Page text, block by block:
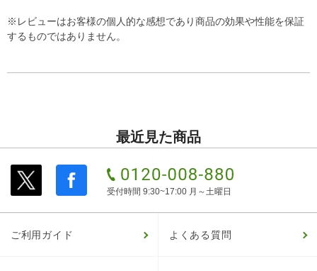
※レビューはお客様の個人的な感想であり商品の効果や性能を保証
するものではありません。
最近見た商品
受付時間 9:30~17:00 月～土曜日
ご利用ガイド よくある質問